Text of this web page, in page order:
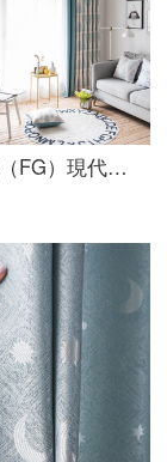
飛爾歌徳（FG）現代簡約水杉印模様の遮光カーテンリビングルームの書斎バルコニーの床にあるカーテンのカーテンをカスタマイズしてカーテンをつなぎ合わせます。幅3 m*高さ2.7 m-フック式の一枚です。